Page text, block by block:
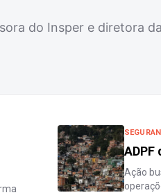
do Insper e diretora
ADPF
Ação